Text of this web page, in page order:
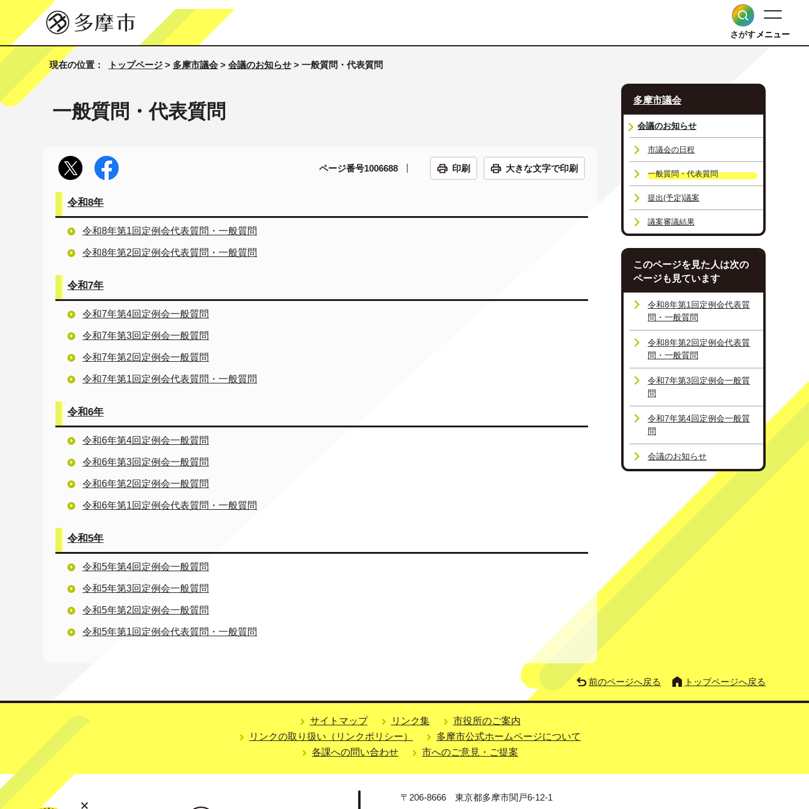
さがすメニュー
現在の位置： トップページ > 多摩市議会 > 会議のお知らせ > 一般質問・代表質問
一般質問・代表質問
ページ番号1006688 印刷 大きな文字で印刷
令和8年
令和8年第1回定例会代表質問・一般質問
令和8年第2回定例会代表質問・一般質問
令和7年
令和7年第4回定例会一般質問
令和7年第3回定例会一般質問
令和7年第2回定例会一般質問
令和7年第1回定例会代表質問・一般質問
令和6年
令和6年第4回定例会一般質問
令和6年第3回定例会一般質問
令和6年第2回定例会一般質問
令和6年第1回定例会代表質問・一般質問
令和5年
令和5年第4回定例会一般質問
令和5年第3回定例会一般質問
令和5年第2回定例会一般質問
令和5年第1回定例会代表質問・一般質問
多摩市議会
会議のお知らせ
市議会の日程
一般質問・代表質問
提出(予定)議案
議案審議結果
このページを見た人は次の
ページも見ています
令和8年第1回定例会代表質
問・一般質問
令和8年第2回定例会代表質
問・一般質問
令和7年第3回定例会一般質
問
令和7年第4回定例会一般質
問
会議のお知らせ
前のページへ戻る トップページへ戻る
サイトマップ リンク集
市役所のご案内
リンクの取り扱い（リンクポリシー）
多摩市公式ホームページについて
各課への問い合わせ
市へのご意見・ご提案
〒206-8666 東京都多摩市関戸6-12-1